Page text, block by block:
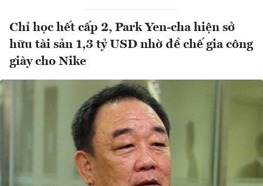
Chỉ học hết cấp 2, Park Yen-cha hiện sở
hữu tài sản 1,3 tỷ USD nhờ đề chế gia công
giày cho Nike